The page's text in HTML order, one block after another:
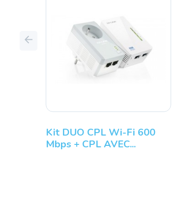
Kit DUO CPL Wi-Fi 600
Mbps + CPL AVEC...
Previous